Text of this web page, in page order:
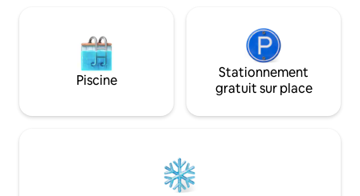
Piscine
Stationnement
gratuit sur place